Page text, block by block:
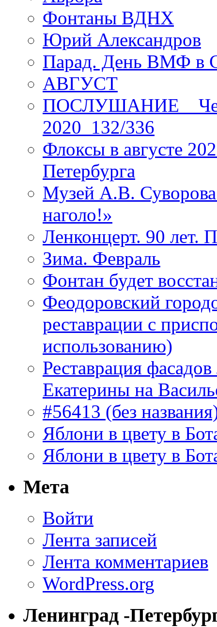
Фонтаны ВДНХ
Юрий Александров
Парад. День ВМФ в
АВГУСТ
ПОСЛУШАНИЕ _
2020_132/336
Флоксы в августе
Петербурга
Музей А.В.
наголо!»
Ленконцерт. 90 лет.
Зима. Февраль
Фонтан будет
Феодоровский
реставрации с
использованию)
Реставрация
Екатерины на
#56413 (без
Яблони в цвету в
Яблони в цвету в
Мета
Войти
Лента записей
Лента комментариев
WordPress.org
Ленинград -